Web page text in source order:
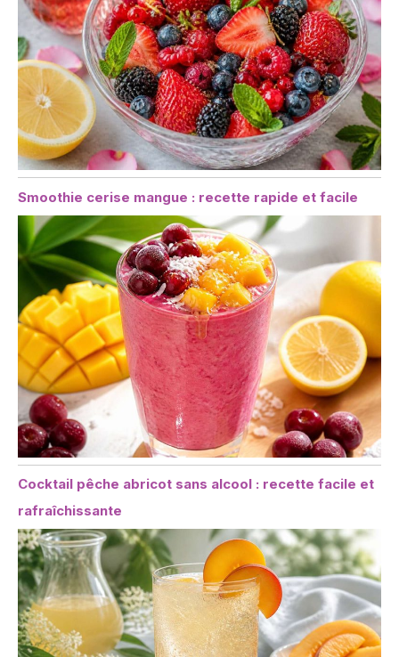
Smoothie cerise mangue : recette rapide et facile
Cocktail pêche abricot sans alcool : recette facile et
rafraîchissante